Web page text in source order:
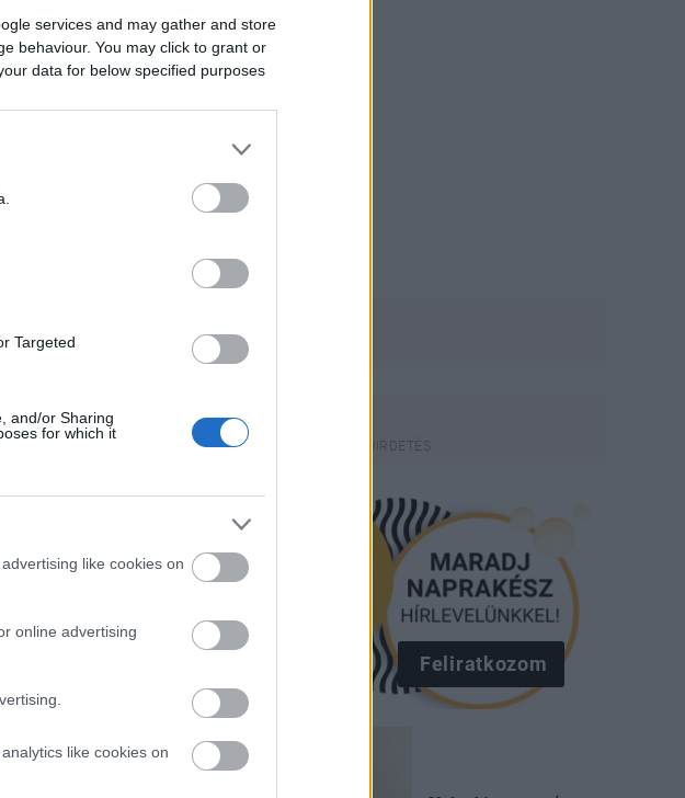
services and may gather and store
behaviour. You may click to grant or
data for below specified purposes
Targeted
and/or Sharing
for which it
like cookies on
online advertising
like cookies on
Feliratkozom